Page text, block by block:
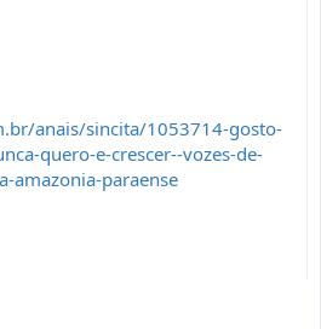
anais/sincita/1053714-gosto-
quero-e-crescer--vozes-de-
amazonia-paraense